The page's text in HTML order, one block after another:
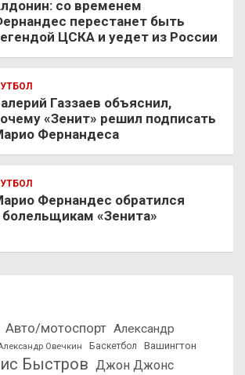
со временем
перестанет быть
ЦСКА и уедет из России
Газзаев объяснил,
«Зенит» решил подписать
Фернандеса
Фернандес обратился
болельщикам «Зенита»
Авто/мотоспорт Александр
Овечкин Баскетбол
Вашингтон
Быстров Джон Джонс